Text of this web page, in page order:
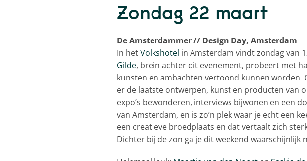
Zondag 22 maart
De Amsterdammer // Design Day, Amsterdam
In hetVolkshotel in Amsterdam vindt zondag van
Gilde, brein achter dit evenement, probeert met
kunsten en ambachten vertoond kunnen worden.
er de laatste ontwerpen, kunst en producten van
expo’s bewonderen, interviews bijwonen en een
van Amsterdam, en is zo’n plek waar je echt een
een creatieve broedplaats en dat vertaalt zich
Dichter bij de zon ga je dit weekend waarschijnlijk